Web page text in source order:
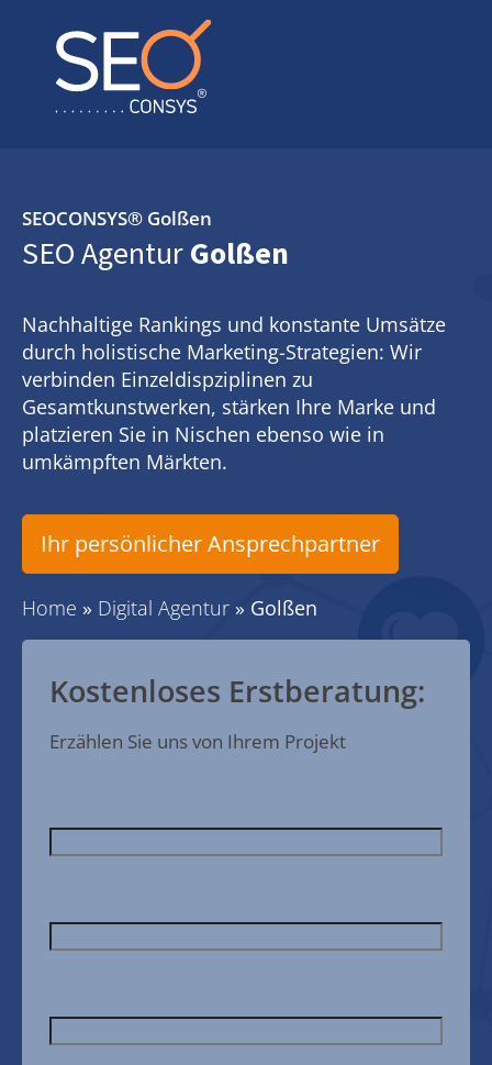
SEOCONSYS® Golßen
SEO AgenturGolßen
Nachhaltige Rankings und konstante Umsätze
durch holistische Marketing-Strategien: Wir
verbinden Einzeldispziplinen zu
Gesamtkunstwerken, stärken Ihre Marke und
platzieren Sie in Nischen ebenso wie in
umkämpften Märkten.
Ihr persönlicher Ansprechpartner
Home » Digital Agentur » Golßen
Kostenloses Erstberatung:
Erzählen Sie uns von Ihrem Projekt